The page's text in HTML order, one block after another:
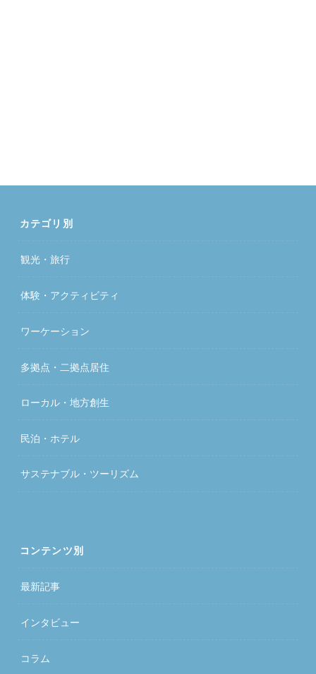
カテゴリ別
観光・旅行
体験・アクティビティ
ワーケーション
多拠点・二拠点居住
ローカル・地方創生
民泊・ホテル
サステナブル・ツーリズム
コンテンツ別
最新記事
インタビュー
コラム